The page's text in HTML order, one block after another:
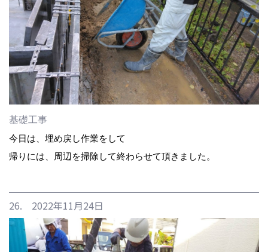
基礎工事
今日は、埋め戻し作業をして
帰りには、周辺を掃除して終わらせて頂きました。
26. 2022年11月24日